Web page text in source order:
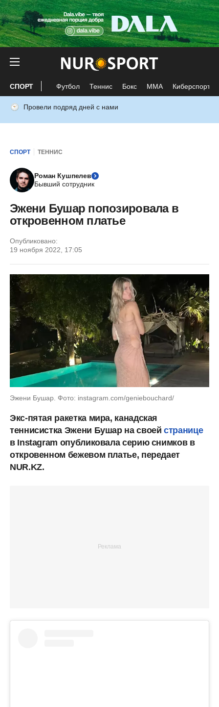
СПОРТ Футбол Теннис Бокс ММА Киберспорт
Провели подряд дней с нами
СПОРТ ТЕННИС
Роман Кушпелев
Бывший сотрудник
Эжени Бушар попозировала в
откровенном платье
Опубликовано:
19 ноября 2022, 17:05
Эжени Бушар. Фото: instagram.com/geniebouchard/
Экс-пятая ракетка мира, канадская
теннисистка Эжени Бушар на своейстранице
в Instagram опубликовала серию снимков в
откровенном бежевом платье, передает
NUR.KZ.